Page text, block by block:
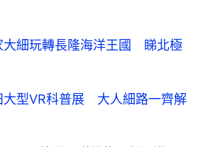
大細玩轉長隆海洋王國 睇北極
大型VR科普展 大人細路一齊解